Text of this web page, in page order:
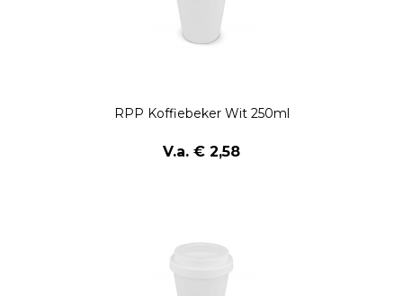
RPP Koffiebeker Wit 250ml
V.a. € 2,58